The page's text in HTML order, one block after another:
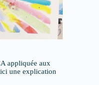
appliquée aux
une explication